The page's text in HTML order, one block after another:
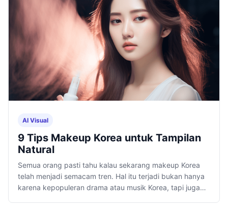
AI Visual
9 Tips Makeup Korea untuk Tampilan
Natural
Semua orang pasti tahu kalau sekarang makeup Korea
telah menjadi semacam tren. Hal itu terjadi bukan hanya
karena kepopuleran drama atau musik Korea, tapi juga